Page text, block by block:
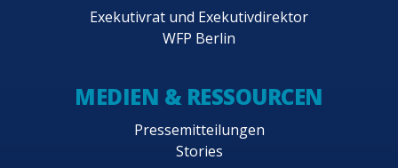
Exekutivrat und Exekutivdirektor
WFP Berlin
MEDIEN & RESSOURCEN
Pressemitteilungen
Stories